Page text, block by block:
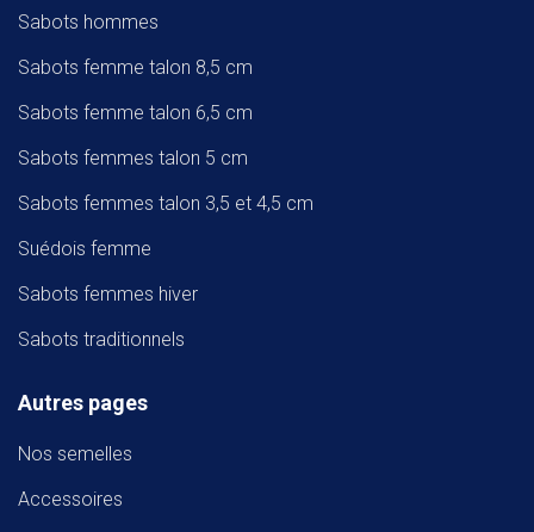
Sabots hommes
Sabots femme talon 8,5 cm
Sabots femme talon 6,5 cm
Sabots femmes talon 5 cm
Sabots femmes talon 3,5 et 4,5 cm
Suédois femme
Sabots femmes hiver
Sabots traditionnels
Autres pages
Nos semelles
Accessoires